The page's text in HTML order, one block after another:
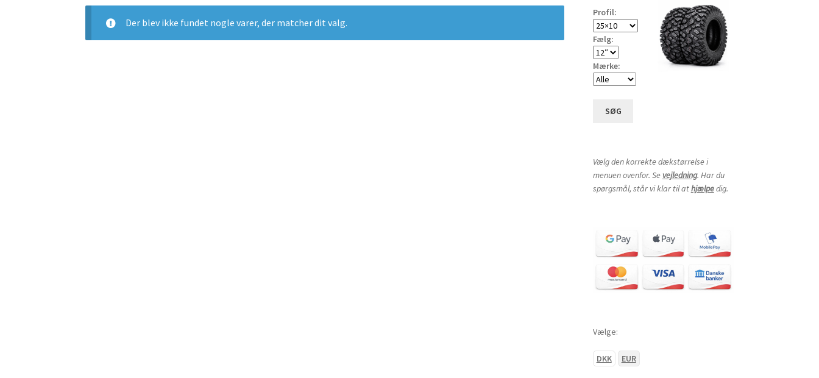
Der blev ikke fundet nogle varer, der matcher dit valg.
Profil:
Fælg:
Mærke:
SØG
Vælg den korrekte dækstørrelse i
menuen ovenfor. Se vejledning. Har du
spørgsmål, står vi klar til athjælpedig.
Vælge:
DKK EUR